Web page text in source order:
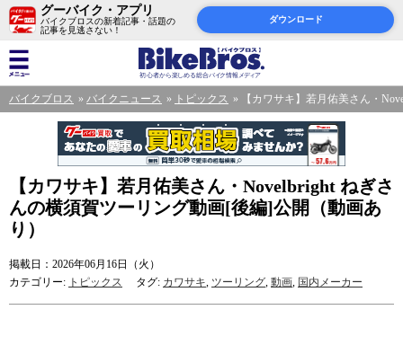
グーバイク・アプリ
バイクブロスの新着記事・話題の
記事を見逃さない！
ダウンロード
バイクブロス バイクニュース トピックス 【カワサキ】若月佑美さん・
【カワサキ】若月佑美さん・Novelbright ねぎさ
んの横須賀ツーリング動画[後編]公開（動画あ
り）
掲載日：2026年06月16日（火）
カテゴリー: トピックス タグ: カワサキ, ツーリング, 動画, 国内メーカー